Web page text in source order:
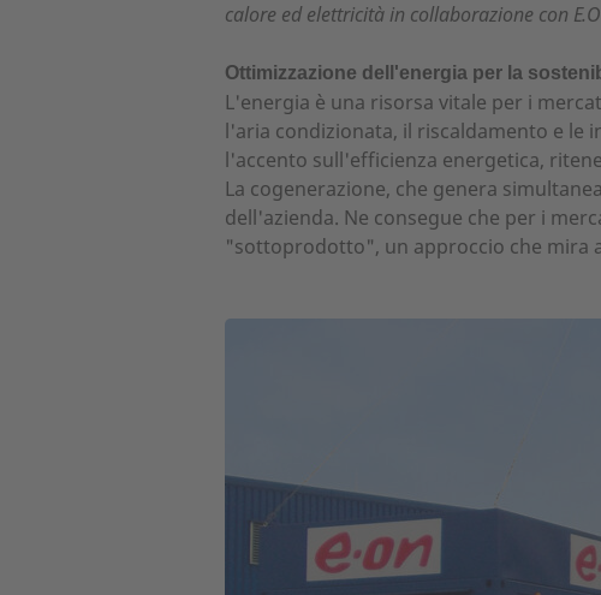
calore ed elettricità in collaborazione con
Ottimizzazione dell'energia per la
L'energia è una risorsa vitale per i
l'aria condizionata, il riscaldamento e le
l'accento sull'efficienza energetica,
La cogenerazione, che genera
dell'azienda. Ne consegue che per i
"sottoprodotto", un approccio che mira